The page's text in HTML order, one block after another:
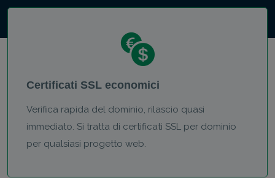
Certificati SSL economici
Verifica rapida del dominio, rilascio quasi
immediato. Si tratta di certificati SSL per dominio
per qualsiasi progetto web.